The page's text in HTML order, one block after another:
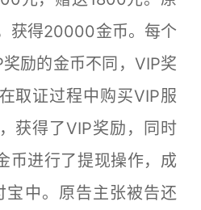
获得20000金币。每个
励的金币不同，VIP奖
取证过程中购买VIP服
获得了VIP奖励，同时
币进行了提现操作，成
中。原告主张被告还